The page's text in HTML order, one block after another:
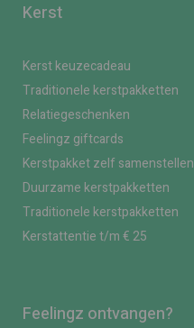
Kerst
Kerst keuzecadeau
Traditionele kerstpakketten
Relatiegeschenken
Feelingz giftcards
Kerstpakket zelf samenstellen
Duurzame kerstpakketten
Traditionele kerstpakketten
Kerstattentie t/m € 25
Feelingz ontvangen?